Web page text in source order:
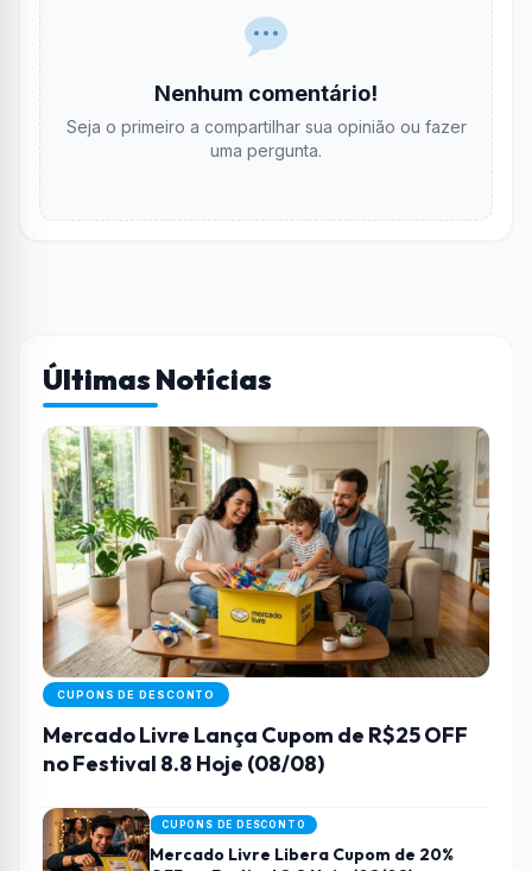
Nenhum comentário!
Seja o primeiro a compartilhar sua opinião ou fazer
uma pergunta.
Últimas Notícias
CUPONS DE DESCONTO
Mercado Livre Lança Cupom de R$25 OFF
no Festival 8.8 Hoje (08/08)
CUPONS DE DESCONTO
Mercado Livre Libera Cupom de 20%